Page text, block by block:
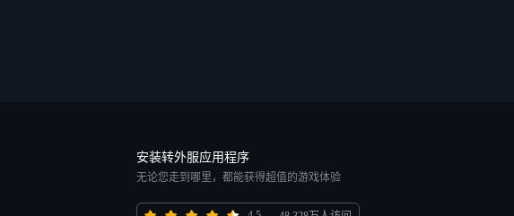
安装转外服应用程序
无论您走到哪里，都能获得超值的游戏体验